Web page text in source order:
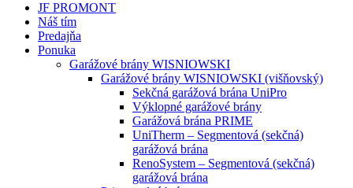
JF PROMONT
Náš tím
Predajňa
Ponuka
Garážové brány WISNIOWSKI
Garážové brány WISNIOWSKI (višňovský)
Sekčná garážová brána UniPro
Výklopné garážové brány
Garážová brána PRIME
UniTherm – Segmentová (sekčná)
garážová brána
RenoSystem – Segmentová (sekčná)
garážová brána